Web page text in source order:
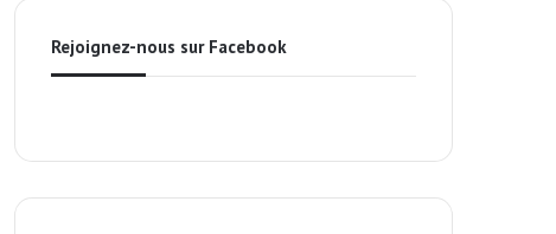
Rejoignez-nous sur Facebook